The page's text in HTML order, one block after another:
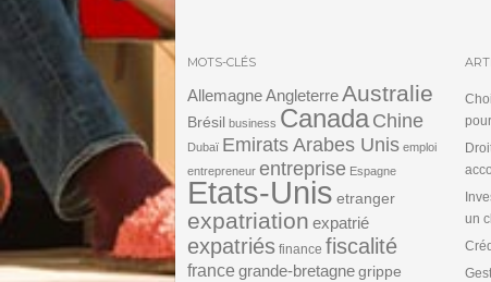
MOTS-CLÉS
AllemagneAngleterreAustralie
Brésil business CanadaChine
Dubaï Emirats Arabes Unis emploi
entrepreneur entreprise Espagne
Etats-Unis etranger
expatriation expatrié
expatriés finance fiscalité
france grande-bretagnegrippe
un